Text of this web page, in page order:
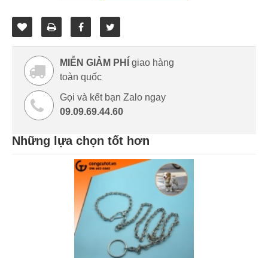
MIỄN GIẢM PHÍ
giao hàng
toàn quốc
Gọi và kết bạn Zalo ngay
09.09.69.44.60
Những lựa chọn tốt hơn